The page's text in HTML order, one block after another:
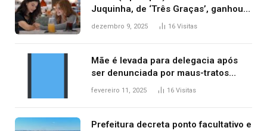
Juquinha, de ‘Três Graças’, ganhou
repercussão internacional
dezembro 9, 2025 16 Visitas
Mãe é levada para delegacia após
ser denunciada por maus-tratos
contra dois filhos, diz polícia
fevereiro 11, 2025 16 Visitas
Prefeitura decreta ponto facultativo e